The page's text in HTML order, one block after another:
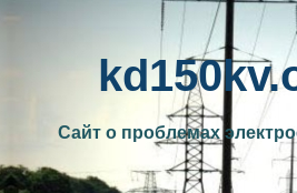
Сайт о проблемах